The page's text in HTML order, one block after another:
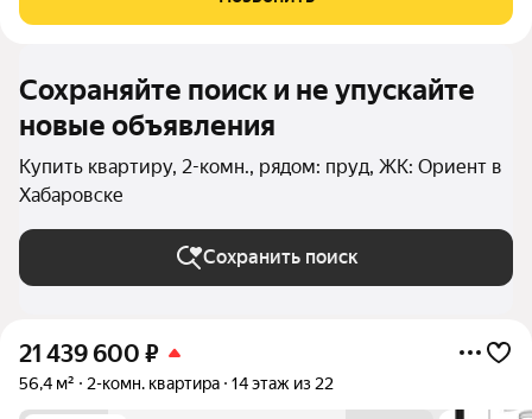
наполненную яркими моментами и приятной
Сохраняйте поиск и не упускайте
новые объявления
Купить квартиру, 2-комн., рядом: пруд, ЖК: Ориент в
Хабаровске
Сохранить поиск
21 439 600 ₽
56,4 м² 2-комн. квартира 14 этаж из 22